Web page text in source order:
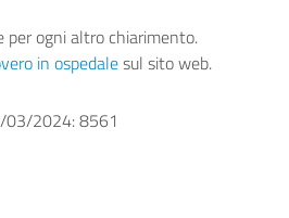
per ogni altro chiarimento.
in ospedalesul sito web.
03/2024: 8561